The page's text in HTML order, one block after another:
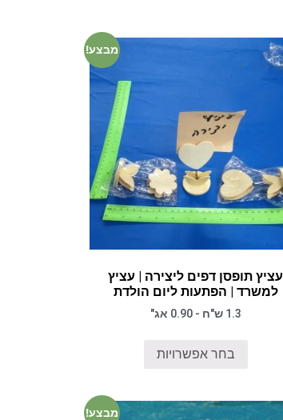
מבצע!
עציץ תופסן דפים ליצירה | עציץ
למשרד | הפתעות ליום הולדת
1.3 ש"ח - 0.90 אג"
בחר אפשרויות
מבצע!